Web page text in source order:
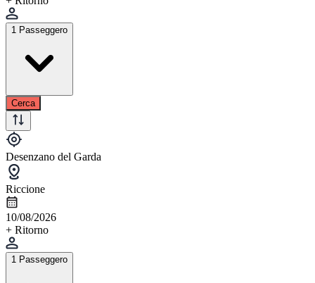
1 Passeggero
Cerca
Desenzano del Garda
Riccione
10/08/2026
+ Ritorno
1 Passeggero